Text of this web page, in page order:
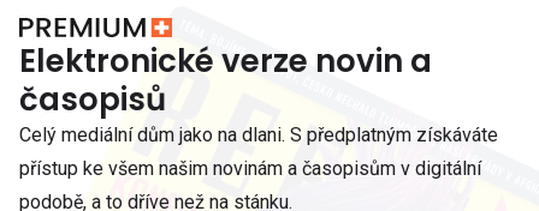
Elektronické verze novin a
časopisů
Celý mediální dům jako na dlani. S předplatným získáváte
přístup ke všem našim novinám a časopisům v digitální
podobě, a to dříve než na stánku.